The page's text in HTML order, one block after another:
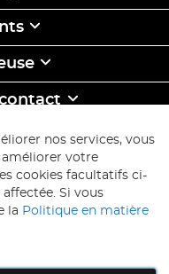
nos services, vous
améliorer votre
cookies facultatifs ci-
Si vous
la Politique en matière